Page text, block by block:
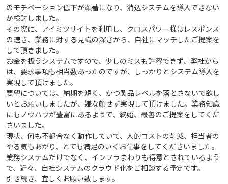
のモチベーション低下が顕著になり、消込システムを導入できない
か検討しました。
その際に、アイミツサイトを利用し、クロスパワー様はレスポンス
の速さ、業務に対する見識の深さから、自社にマッチしたご提案を
して頂きました。
お金を扱うシステムですので、少しのミスも許容できず、弊社から
は、要求事項も相当数あったのですが、しっかりとシステム導入を
実現して頂けました。
要望については、納期を短く、かつ製品レベルを落とさないで欲し
いとお願いしましたが、嫌な顔せず実現して頂けました。業務知識
にもノウハウが豊富にあるようで、終始、最善のご提案をしてくだ
さいました。
現状、何も不都合なく動作していて、人的コストの削減、担当者の
やる気もあがり、とても満足のいくお仕事をしてくださいました。
業務システムだけでなく、インフラまわりも得意とされているよう
で、近々、自社システムのクラウド化をご相談する予定です。
引き続き、宜しくお願い致します。